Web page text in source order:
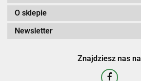
O sklepie
Newsletter
Znajdziesz nas na